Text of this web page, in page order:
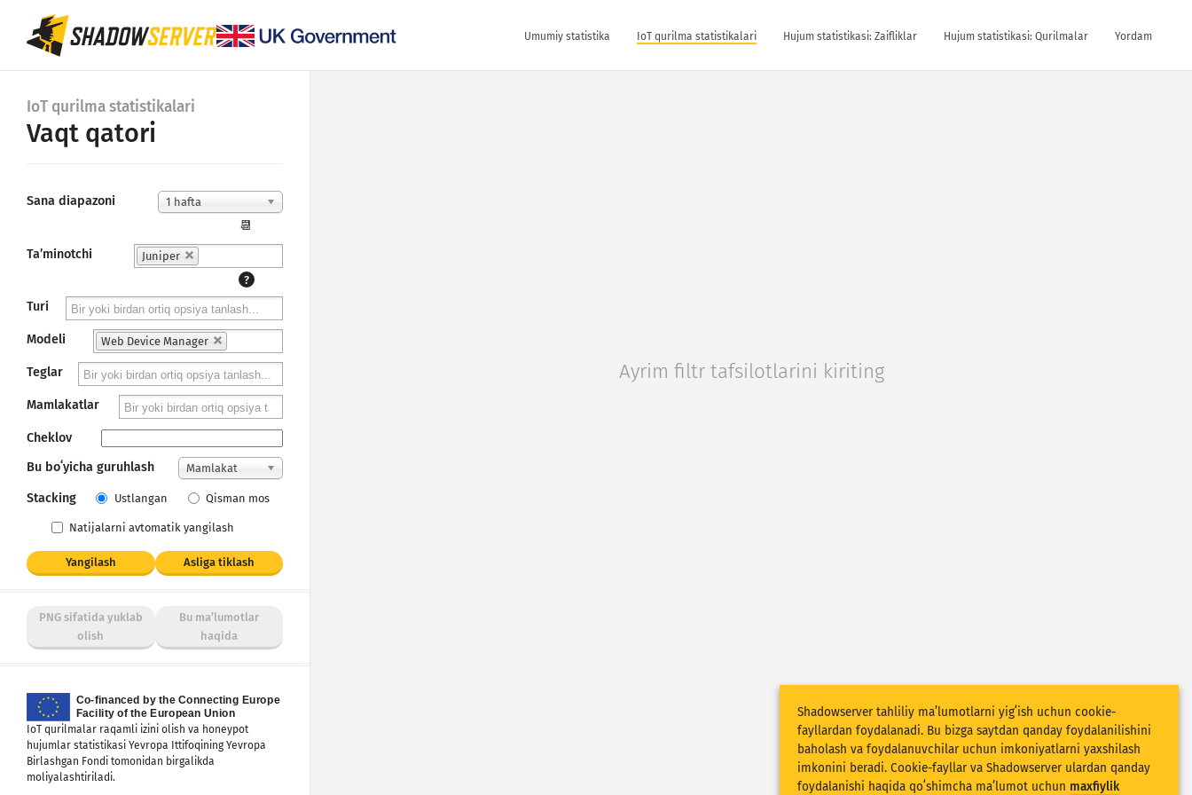
Umumiy statistika IoT qurilma statistikalari Hujum statistikasi: Zaifliklar Hujum statistikasi: Qurilmalar Yordam
IoT qurilma statistikalari
Vaqt qatori
Sana diapazoni 1 hafta
📆
Taʼminotchi
Juniper
?
Turi
Modeli Web Device Manager
Teglar
Mamlakatlar
Cheklov
Bu boʻyicha guruhlash
Mamlakat
Stacking Ustlangan Qisman mos
Natijalarni avtomatik yangilash
Yangilash Asliga tiklash
PNG sifatida yuklab
olish
Bu maʼlumotlar
haqida
IoT qurilmalar raqamli izini olish va honeypot
hujumlar statistikasi Yevropa Ittifoqining Yevropa
Birlashgan Fondi tomonidan birgalikda
moliyalashtiriladi.
Ayrim filtr tafsilotlarini kiriting
Shadowserver tahliliy maʼlumotlarni yigʻish uchun cookie-
fayllardan foydalanadi. Bu bizga saytdan qanday foydalanilishini
baholash va foydalanuvchilar uchun imkoniyatlarni yaxshilash
imkonini beradi. Cookie-fayllar va Shadowserver ulardan qanday
foydalanishi haqida qoʻshimcha maʼlumot uchun maxfiylik